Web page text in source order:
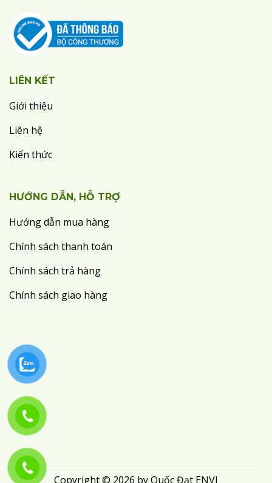
LIÊN KẾT
Giới thiệu
Liên hệ
Kiến thức
HƯỚNG DẪN, HỖ TRỢ
Hướng dẫn mua hàng
Chính sách thanh toán
Chính sách trả hàng
Chính sách giao hàng
Copyright © 2026 by Quốc Đạt ENVI